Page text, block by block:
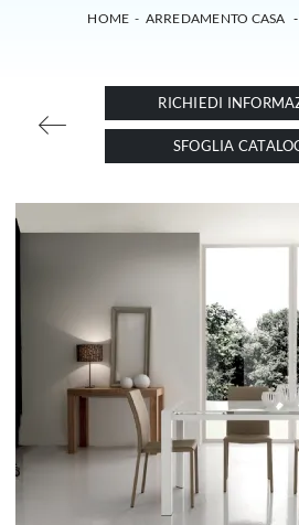
HOME - ARREDAMENTO CASA -
RICHIEDI
SFOGLIA